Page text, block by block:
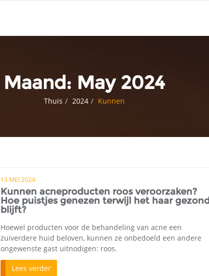
Maand: May 2024
Thuis 2024 Kunnen
13 MEI 2024
Kunnen acneproducten roos veroorzaken?
Hoe puistjes genezen terwijl het haar gezond
blijft?
Hoewel producten voor de behandeling van acne een
zuiverdere huid beloven, kunnen ze onbedoeld een andere
ongewenste gast uitnodigen: roos.
Lees verder